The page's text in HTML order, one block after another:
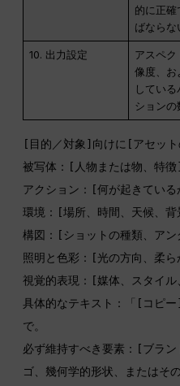
的に正確
ばならな
10. 出力設定
アスペク
像度、お
してい
ションの
[目的／対象]向けに[アセット
被写体：[人物または物、特徴]
アクション：[何が起きている
環境：[場所、時間、天候、背
構図：[ショットの種類、アン
照明と色彩：[光の方向、柔ら
視覚的表現：[媒体、スタイル
具体的なテキスト：「[コピ
で。
必ず維持すべき要素：[ブラ
ゴ、幾何学的形状、またはそ